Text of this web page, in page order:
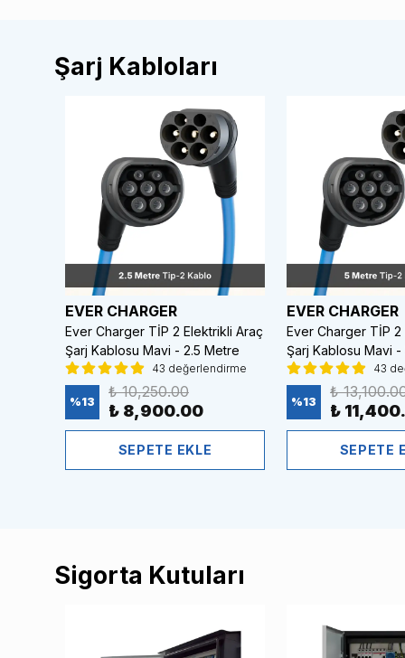
Şarj Kabloları
EVER CHARGER
Ever Charger TİP 2 Elektrikli Araç
Şarj Kablosu Mavi - 2.5 Metre
43 değerlendirme
%13
₺ 10,250.00
₺ 8,900.00
SEPETE EKLE
EVER CHARGER
Ever Charger TİP 2
Şarj Kablosu Mavi
43
%13
₺
₺
SEPETE
Sigorta Kutuları